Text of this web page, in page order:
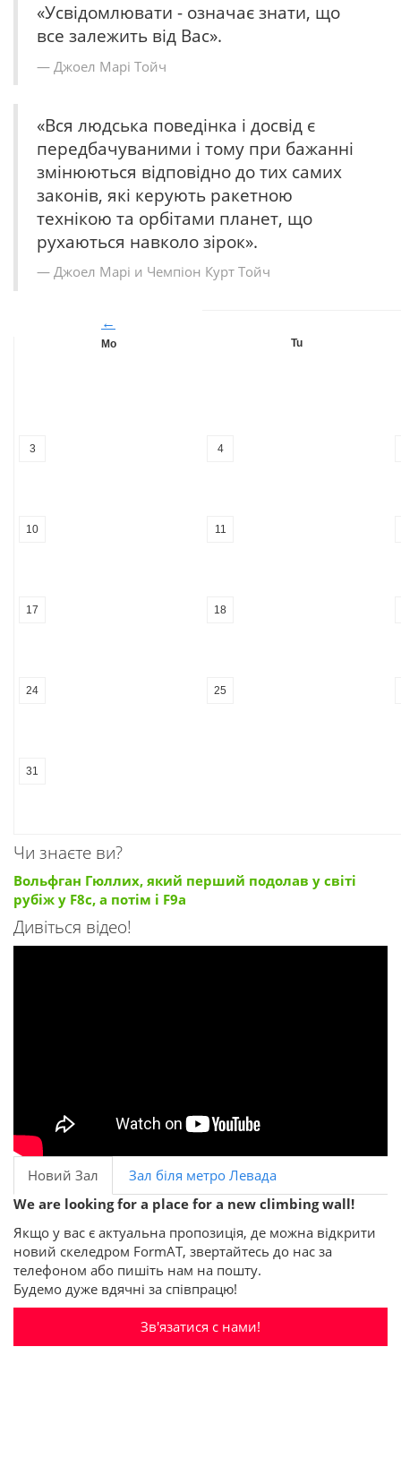
«Усвідомлювати - означає знати, що
все залежить від Вас».
Джоел Марі Тойч
«Вся людська поведінка і досвід є
передбачуваними і тому при бажанні
змінюються відповідно до тих самих
законів, які керують ракетною
технікою та орбітами планет, що
рухаються навколо зірок».
Джоел Марі и Чемпіон Курт Тойч
←
Mo Tu
3 4
10 11
17 18
24 25
31
Чи знаєте ви?
Вольфган Гюллих, який перший подолав у світі
рубіж у F8c, а потім і F9a
Дивіться відео!
Новий Зал
Зал біля метро Левада
We are looking for a place for a new climbing wall!
Якщо у вас є актуальна пропозиція, де можна відкрити
новий скеледром FormAT, звертайтесь до нас за
телефоном або пишіть нам на пошту.
Будемо дуже вдячні за співпрацю!
Зв'язатися с нами!